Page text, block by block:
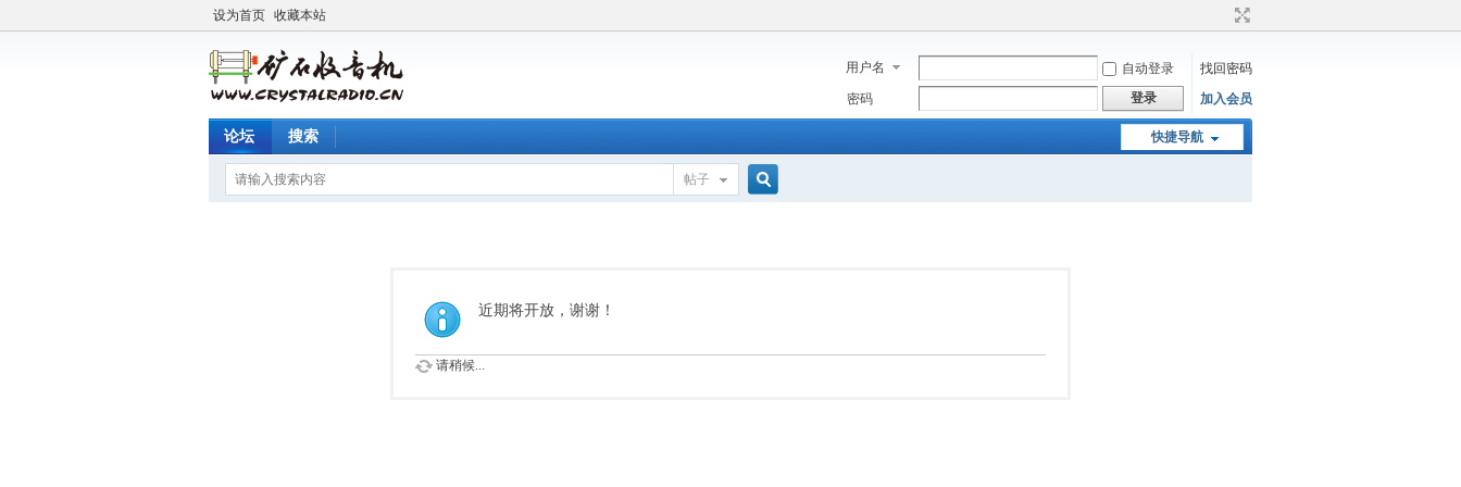
设为首页 收藏本站
用户名 自动登录
找回密码
密码
登录 加入会员
快捷导航
论坛 搜索
帖子
近期将开放，谢谢！
请稍候...